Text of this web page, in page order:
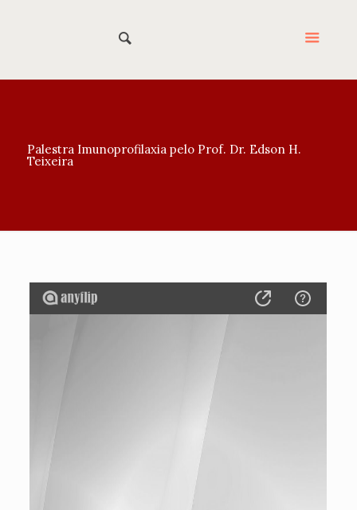
Palestra Imunoprofilaxia pelo Prof. Dr. Edson H.
Teixeira